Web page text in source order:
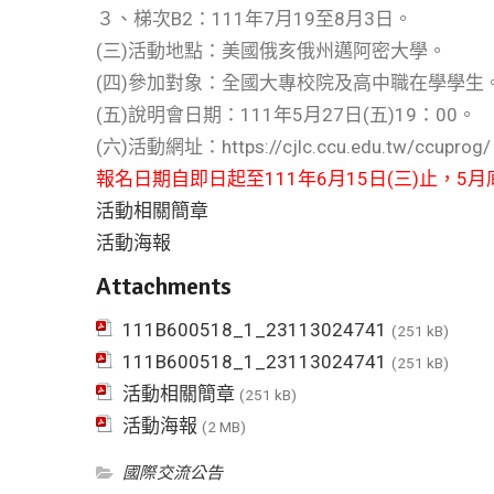
３、梯次B2：111年7月19至8月3日。
(三)活動地點：美國俄亥俄州邁阿密大學。
(四)參加對象：全國大專校院及高中職在學學生
(五)說明會日期：111年5月27日(五)19：00。
(六)活動網址：https://cjlc.ccu.edu.tw/ccuprog/
報名日期自即日起至111年6月15日(三)止，5月
活動相關簡章
活動海報
Attachments
111B600518_1_23113024741 (251 kB)
111B600518_1_23113024741 (251 kB)
活動相關簡章 (251 kB)
活動海報 (2 MB)
國際交流公告